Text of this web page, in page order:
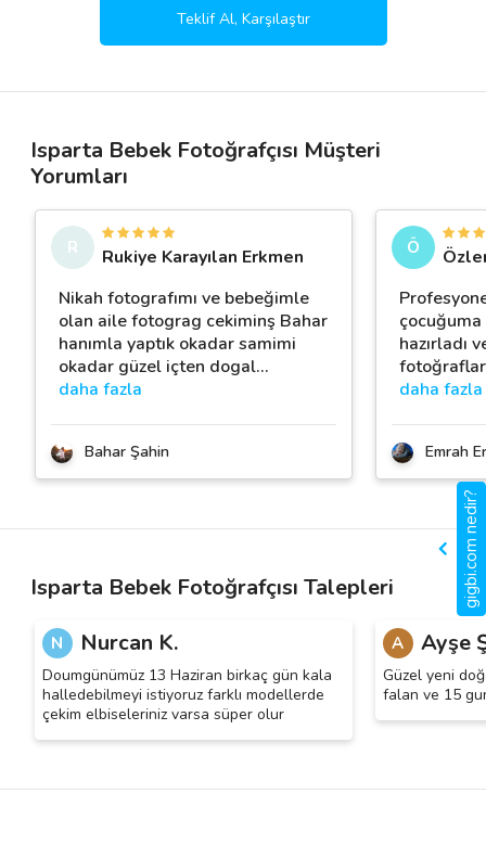
Teklif Al, Karşılaştır
Isparta Bebek Fotoğrafçısı Müşteri
Yorumları
R
Rukiye Karayılan Erkmen
Nikah fotografımı ve bebeğimle
olan aile fotograg cekiminş Bahar
hanımla yaptık okadar samimi
okadar güzel içten dogal…
daha fazla
Bahar Şahin
Ö
hazırladı
daha fazla
Emrah
Isparta Bebek Fotoğrafçısı Talepleri
N Nurcan K.
Doumgünümüz 13 Haziran birkaç gün kala
halledebilmeyi istiyoruz farklı modellerde
çekim elbiseleriniz varsa süper olur
A Ayşe
Güzel yeni
falan ve 15
gigbi.com nedir?